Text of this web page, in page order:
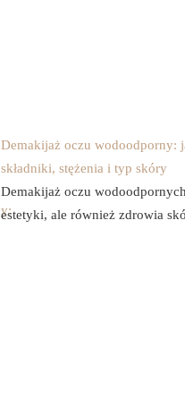
Demakijaż oczu wodoodporny:
składniki, stężenia i typ skóry
Demakijaż oczu
estetyki, ale również zdrowia